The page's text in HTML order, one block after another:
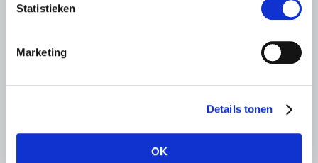
Statistieken
Marketing
Details tonen
OK
6 AUGUSTUS 2026
bezoekt melkveehouderij in
Súdwest-Fryslân
LTO Nederland ontving gisteren Tweede Kamerlid
Ronald Oenema op het melkveebedrijf van Jolmer de